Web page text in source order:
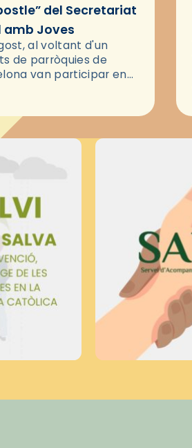
del Secretariat
amb Joves
al voltant d'un
de parròquies de
van participar en
organitzades pel